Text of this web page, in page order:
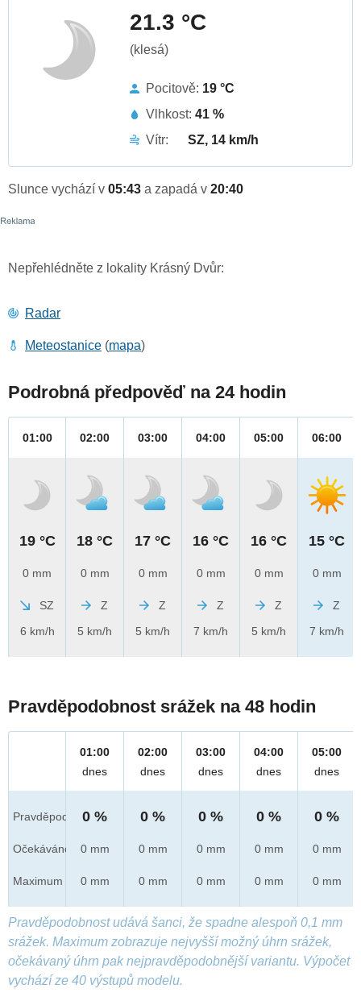
21.3 °C
(klesá)
Pocitově: 19 °C
Vlhkost: 41 %
Vítr:
SZ, 14 km/h
Slunce vychází v 05:43 a zapadá v 20:40
Nepřehlédněte z lokality Krásný Dvůr:
Radar
Meteostanice (mapa)
Podrobná předpověď na 24 hodin
01:00
19 °C
0 mm
SZ
6 km/h
02:00
18 °C
0 mm
Z
5 km/h
03:00
17 °C
0 mm
Z
5 km/h
04:00
16 °C
0 mm
Z
7 km/h
05:00
16 °C
0 mm
Z
5 km/h
06:00
15 °C
0 mm
Z
7 km/h
Pravděpodobnost srážek na 48 hodin
Pravděpod.
Očekáváno
Maximum
01:00
dnes
0 %
0 mm
0 mm
02:00
dnes
0 %
0 mm
0 mm
03:00
dnes
0 %
0 mm
0 mm
04:00
dnes
0 %
0 mm
0 mm
05:00
dnes
0 %
0 mm
0 mm
Pravděpodobnost udává šanci, že spadne alespoň 0,1 mm
srážek. Maximum zobrazuje nejvyšší možný úhrn srážek,
očekávaný úhrn pak nejpravděpodobnější variantu. Výpočet
vychází ze 40 výstupů modelu.